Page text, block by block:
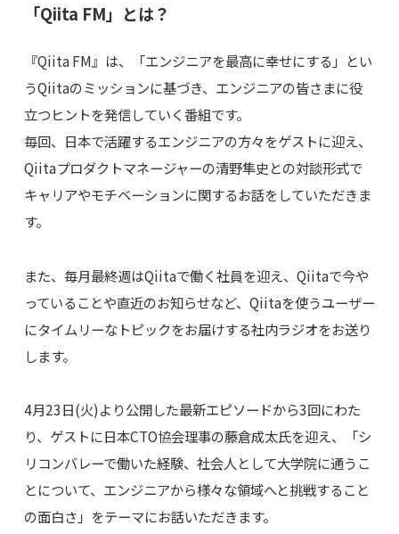
「Qiita FM」とは？
『Qiita FM』は、「エンジニアを最高に幸せにする」とい
うQiitaのミッションに基づき、エンジニアの皆さまに役
立つヒントを発信していく番組です。
毎回、日本で活躍するエンジニアの方々をゲストに迎え、
Qiitaプロダクトマネージャーの清野隼史との対談形式で
キャリアやモチベーションに関するお話をしていただきま
す。
また、毎月最終週はQiitaで働く社員を迎え、Qiitaで今や
っていることや直近のお知らせなど、Qiitaを使うユーザー
にタイムリーなトピックをお届けする社内ラジオをお送り
します。
4月23日(火)より公開した最新エピソードから3回にわた
り、ゲストに日本CTO協会理事の藤倉成太氏を迎え、「シ
リコンバレーで働いた経験、社会人として大学院に通うこ
とについて、エンジニアから様々な領域へと挑戦すること
の面白さ」をテーマにお話いただきます。